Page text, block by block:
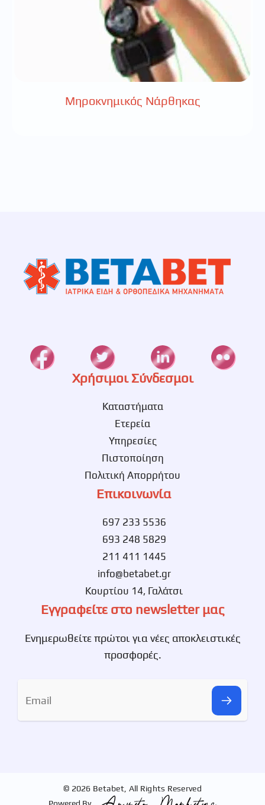
Μηροκνημικός Νάρθηκας
Χρήσιμοι Σύνδεσμοι
Καταστήματα
Ετερεία
Υπηρεσίες
Πιστοποίηση
Πολιτική Απορρήτου
Επικοινωνία
697 233 5536
693 248 5829
211 411 1445
info@betabet.gr
Κουρτίου 14, Γαλάτσι
Εγγραφείτε στο newsletter μας
Ενημερωθείτε πρώτοι για νέες αποκλειστικές
προσφορές.
© 2026 Betabet, All Rights Reserved